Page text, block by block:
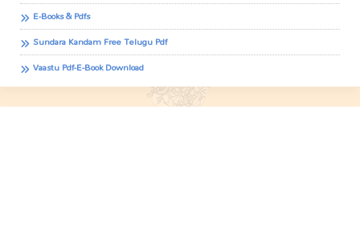
E-Books & Pdfs
Sundara Kandam Free Telugu Pdf
Vaastu Pdf-E-Book Download